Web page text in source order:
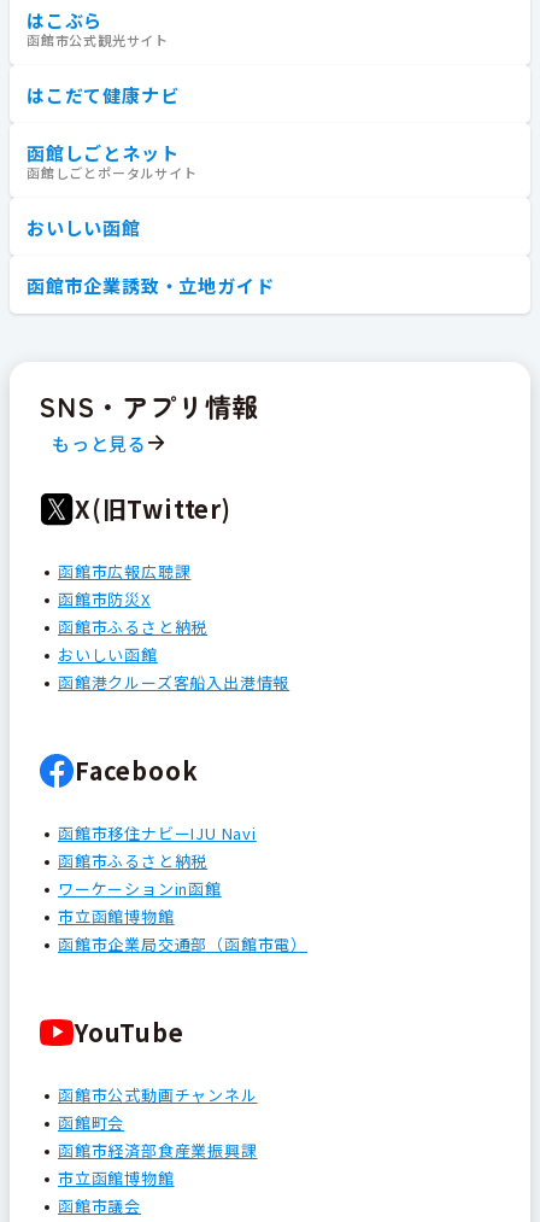
はこぶら
函館市公式観光サイト
はこだて健康ナビ
函館しごとネット
函館しごとポータルサイト
おいしい函館
函館市企業誘致・立地ガイド
SNS・アプリ情報
もっと見る
X(旧Twitter)
函館市広報広聴課
函館市防災X
函館市ふるさと納税
おいしい函館
函館港クルーズ客船入出港情報
Facebook
函館市移住ナビーIJU Navi
函館市ふるさと納税
ワーケーションin函館
市立函館博物館
函館市企業局交通部（函館市電）
YouTube
函館市公式動画チャンネル
函館町会
函館市経済部食産業振興課
市立函館博物館
函館市議会